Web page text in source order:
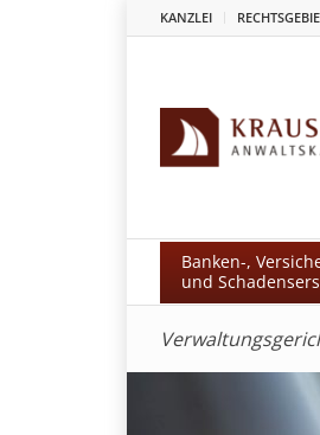
KANZLEI
Banken-,
und